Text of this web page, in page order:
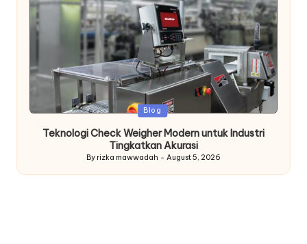
Posted
Blog
Teknologi Check Weigher Modern untuk Industri
Tingkatkan Akurasi
Posted
By rizka mawwadah August 5, 2026